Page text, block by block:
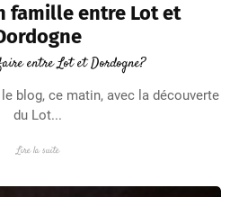
famille entre Lot et
entre Lot et Dordogne?
blog, ce matin, avec la découverte
du Lot...
Lire la suite